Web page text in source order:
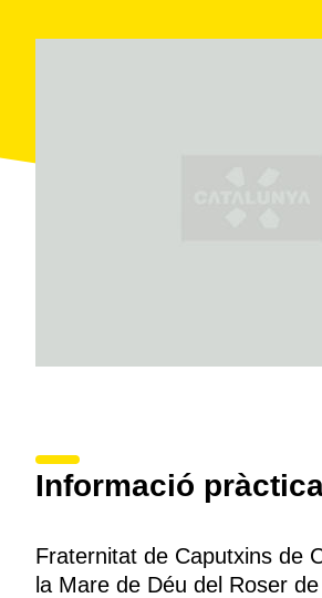
Informació
Fraternitat de Caputxins de
la Mare de Déu del Roser